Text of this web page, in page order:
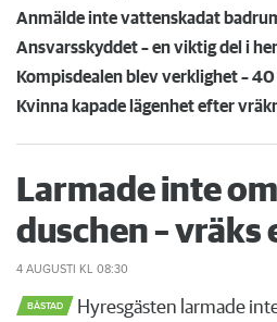
Ansvarsskyddet – en viktig del i
Larmade inte
duschen – vräks
4 AUGUSTI KL 08:30
BÅSTAD
Hyresgästen larmade